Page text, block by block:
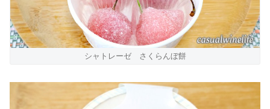
シャトレーゼ さくらんぼ餅